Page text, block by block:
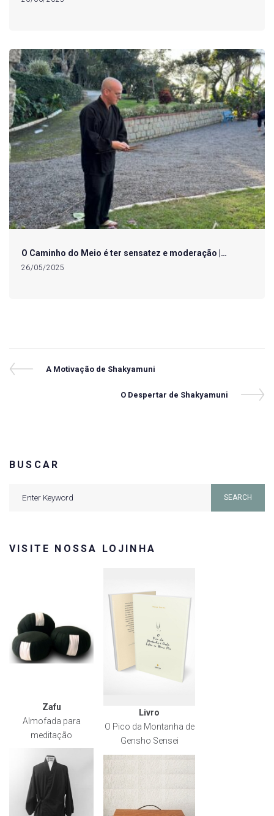
O Caminho do Meio é ter sensatez e moderação |…
26/05/2025
Navegação
Previous
A Motivação de Shakyamuni
Next
O Despertar de Shakyamuni
BUSCAR
SEARCH
VISITE NOSSA LOJINHA
Zafu
Almofada para
meditação
Livro
O Pico da Montanha de
Gensho Sensei